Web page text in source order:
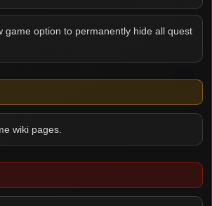
game option to permanently hide all quest
wiki pages.